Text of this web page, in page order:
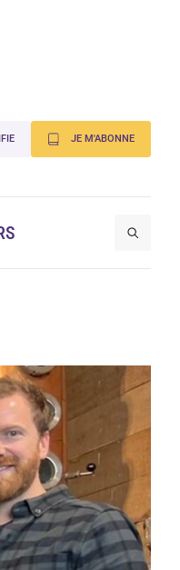
JE M'ABONNE